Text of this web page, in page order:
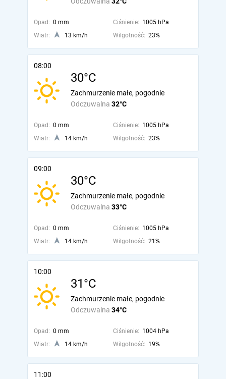
Opad: 0 mm Ciśnienie: 1005 hPa
Wiatr:
13 km/h Wilgotność: 23%
08:00
30°C
Odczuwalna 32°C
Zachmurzenie małe, pogodnie
Opad: 0 mm Ciśnienie: 1005 hPa
Wiatr:
14 km/h Wilgotność: 23%
09:00
30°C
Odczuwalna 33°C
Zachmurzenie małe, pogodnie
Opad: 0 mm Ciśnienie: 1005 hPa
Wiatr:
14 km/h Wilgotność: 21%
10:00
31°C
Odczuwalna 34°C
Zachmurzenie małe, pogodnie
Opad: 0 mm Ciśnienie: 1004 hPa
Wiatr:
14 km/h Wilgotność: 19%
11:00